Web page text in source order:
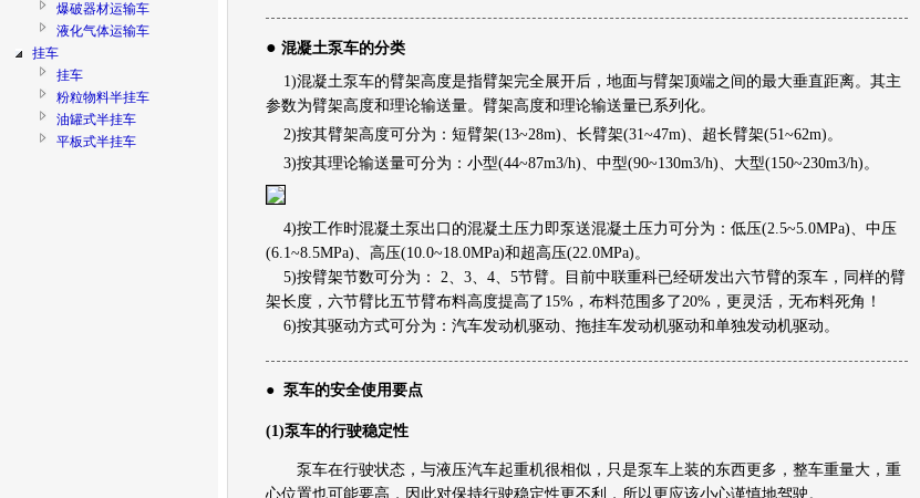
爆破器材运输车
液化气体运输车
挂车
挂车
粉粒物料半挂车
油罐式半挂车
平板式半挂车
● 混凝土泵车的分类
1)混凝土泵车的臂架高度是指臂架完全展开后，地面与臂架顶端之间的最大垂直距离。其主
参数为臂架高度和理论输送量。臂架高度和理论输送量已系列化。
2)按其臂架高度可分为：短臂架(13~28m)、长臂架(31~47m)、超长臂架(51~62m)。
3)按其理论输送量可分为：小型(44~87m3/h)、中型(90~130m3/h)、大型(150~230m3/h)。
4)按工作时混凝土泵出口的混凝土压力即泵送混凝土压力可分为：低压(2.5~5.0MPa)、中压
(6.1~8.5MPa)、高压(10.0~18.0MPa)和超高压(22.0MPa)。
5)按臂架节数可分为： 2、3、4、5节臂。目前中联重科已经研发出六节臂的泵车，同样的臂
架长度，六节臂比五节臂布料高度提高了15%，布料范围多了20%，更灵活，无布料死角！
6)按其驱动方式可分为：汽车发动机驱动、拖挂车发动机驱动和单独发动机驱动。
● 泵车的安全使用要点
(1)泵车的行驶稳定性
泵车在行驶状态，与液压汽车起重机很相似，只是泵车上装的东西更多，整车重量大，重
心位置也可能要高，因此对保持行驶稳定性更不利，所以更应该小心谨慎地驾驶。